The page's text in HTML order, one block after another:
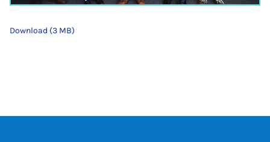
Download (3 MB)